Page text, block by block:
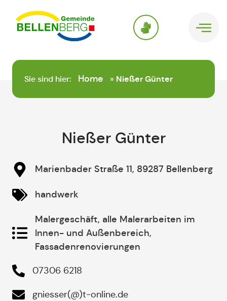
springen
Sie sind hier: Home » Nießer Günter
Nießer Günter
Marienbader Straße 11, 89287 Bellenberg
handwerk
Malergeschäft, alle Malerarbeiten im
Innen- und Außenbereich,
Fassadenrenovierungen
07306 6218
gniesser(@)t-online.de